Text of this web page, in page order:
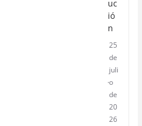
uc
ió
n
25
de
juli
o
de
20
26